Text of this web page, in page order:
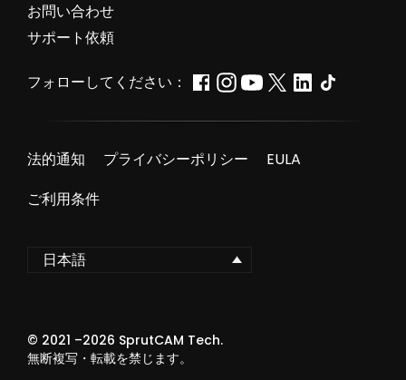
お問い合わせ
サポート依頼
フォローしてください：
法的通知 プライバシーポリシー
EULA
ご利用条件
日本語
© 2021 –2026 SprutCAM Tech.
無断複写・転載を禁じます。